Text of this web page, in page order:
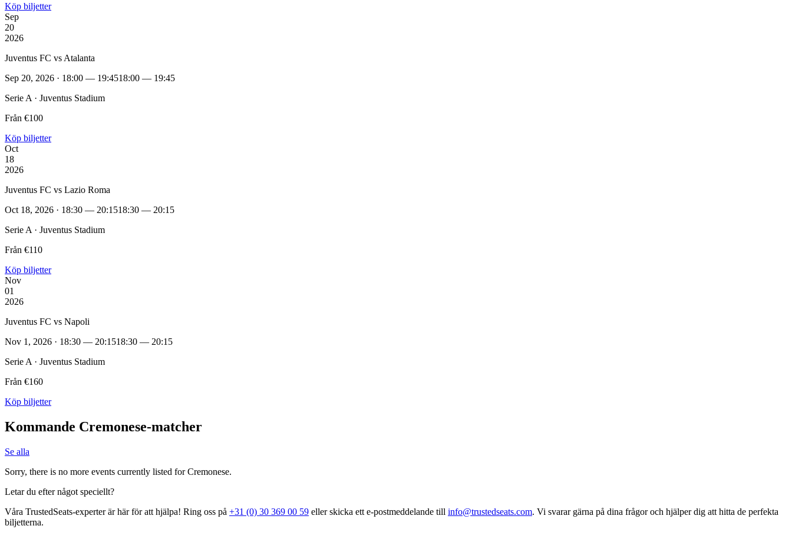
Köp biljetter
Sep
20
2026
Juventus FC vs Atalanta
Sep 20, 2026 · 18:00 — 19:4518:00 — 19:45
Serie A · Juventus Stadium
Från €100
Köp biljetter
Oct
18
2026
Juventus FC vs Lazio Roma
Oct 18, 2026 · 18:30 — 20:1518:30 — 20:15
Serie A · Juventus Stadium
Från €110
Köp biljetter
Nov
01
2026
Juventus FC vs Napoli
Nov 1, 2026 · 18:30 — 20:1518:30 — 20:15
Serie A · Juventus Stadium
Från €160
Köp biljetter
Kommande Cremonese‑matcher
Se alla
Sorry, there is no more events currently listed for Cremonese.
Letar du efter något speciellt?
Våra TrustedSeats‑experter är här för att hjälpa! Ring oss på +31 (0) 30 369 00 59 eller skicka ett e‑postmeddelande till info@trustedseats.com. Vi svarar gärna på dina frågor och hjälper dig att hitta de perfekta
biljetterna.